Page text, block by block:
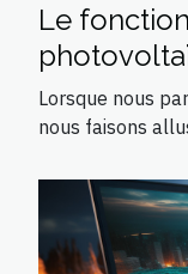
Le
Lorsque nous
nous faisons